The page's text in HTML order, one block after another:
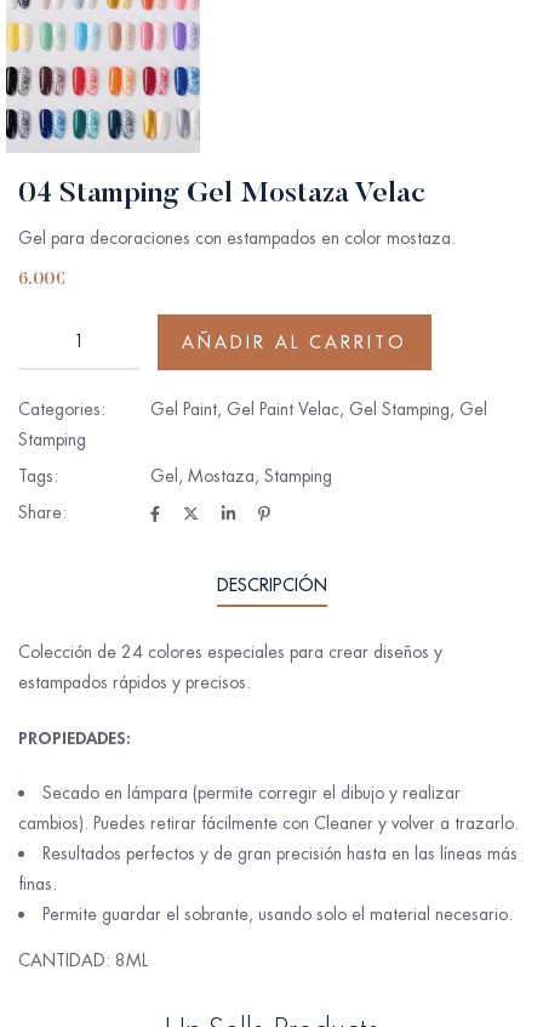
04 Stamping Gel Mostaza Velac
Gel para decoraciones con estampados en color mostaza.
6.00€
AÑADIR AL CARRITO
Categories: Gel Paint, Gel Paint Velac, Gel Stamping, Gel
Stamping
Tags:
Gel , Mostaza, Stamping
Share:
DESCRIPCIÓN
Colección de 24 colores especiales para crear diseños y
estampados rápidos y precisos.
PROPIEDADES:
Secado en lámpara (permite corregir el dibujo y realizar
cambios). Puedes retirar fácilmente con Cleaner y volver a trazarlo.
Resultados perfectos y de gran precisión hasta en las líneas más
finas.
Permite guardar el sobrante, usando solo el material necesario.
CANTIDAD: 8ML